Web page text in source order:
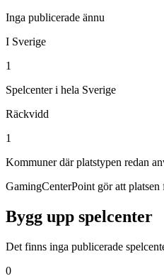
Inga publicerade ännu
I Sverige
1
Spelcenter i hela Sverige
Räckvidd
1
Kommuner där platstypen redan
GamingCenterPoint gör att
Bygg upp spelcenter
Det finns inga publicerade
0